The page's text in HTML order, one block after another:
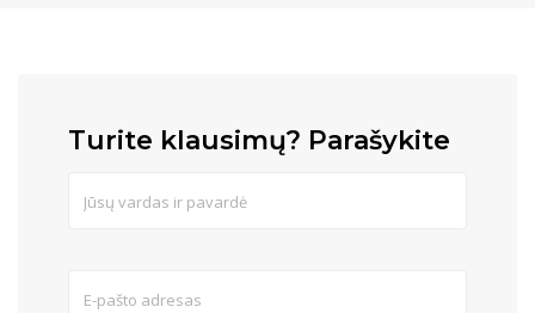
Turite klausimų? Parašykite